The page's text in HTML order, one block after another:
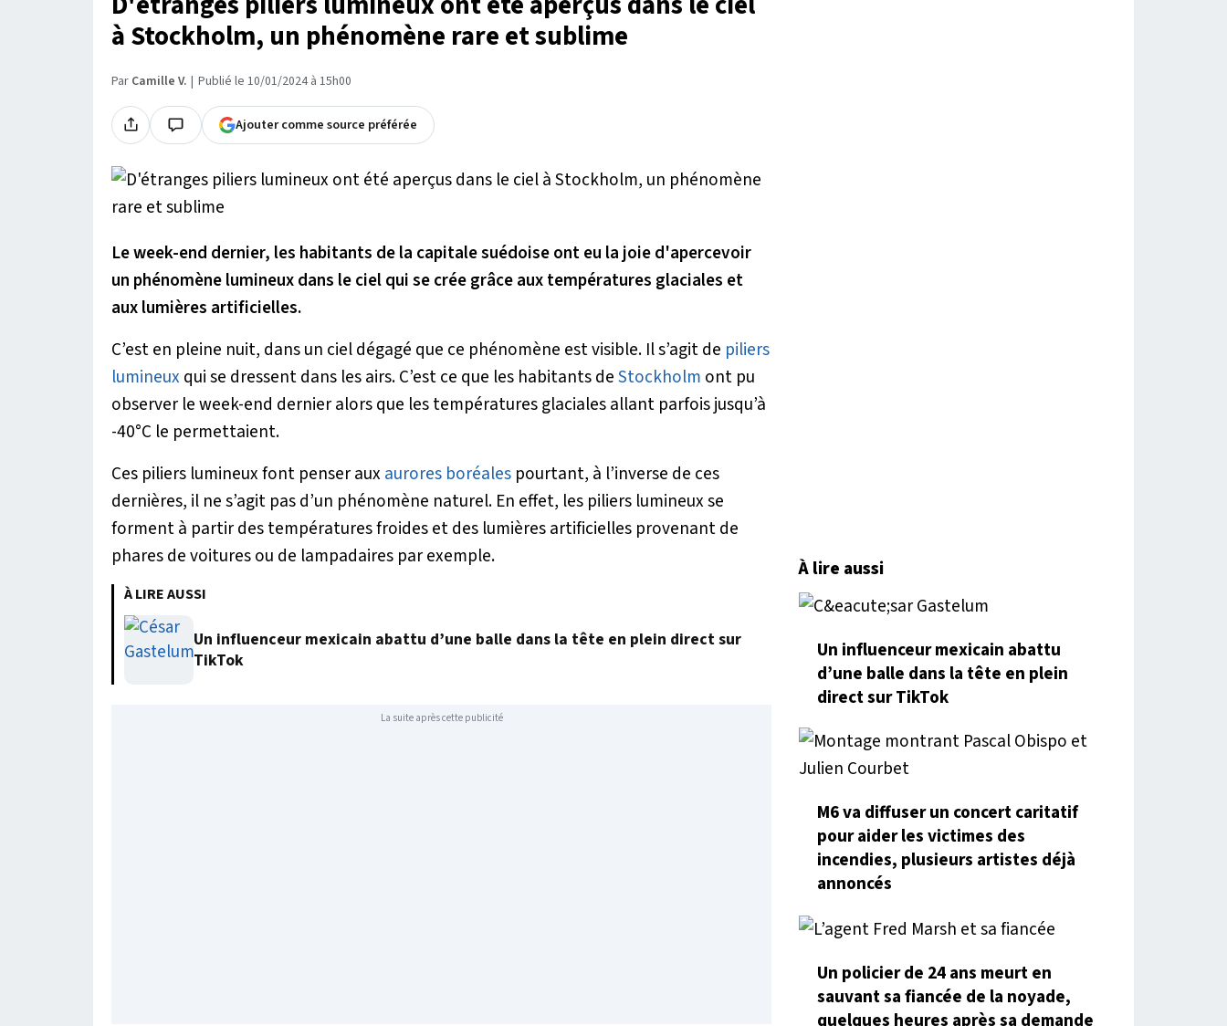
à Stockholm, un phénomène rare et sublime
Par Camille V. Publié le 10/01/2024 à 15h00
Ajouter comme source préférée
Le week-end dernier, les habitants de la capitale suédoise ont eu la joie d'apercevoir
un phénomène lumineux dans le ciel qui se crée grâce aux températures glaciales et
aux lumières artificielles.
C’est en pleine nuit, dans un ciel dégagé que ce phénomène est visible. Il s’agit de piliers
lumineux qui se dressent dans les airs. C’est ce que les habitants deStockholm ont pu
observer le week-end dernier alors que les températures glaciales allant parfois jusqu’à
-40°C le permettaient.
Ces piliers lumineux font penser aux aurores boréales pourtant, à l’inverse de ces
dernières, il ne s’agit pas d’un phénomène naturel. En effet, les piliers lumineux se
forment à partir des températures froides et des lumières artificielles provenant de
phares de voitures ou de lampadaires par exemple.
À LIRE AUSSI
Un influenceur mexicain abattu d’une balle dans la tête en plein direct sur
TikTok
La suite après cette publicité
À lire aussi
Un influenceur mexicain abattu
d’une balle dans la tête en plein
direct sur TikTok
M6 va diffuser un concert caritatif
pour aider les victimes des
incendies, plusieurs artistes déjà
annoncés
Un policier de 24 ans meurt en
sauvant sa fiancée de la noyade,
quelques heures après sa demande